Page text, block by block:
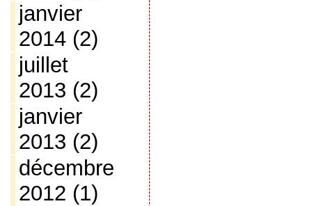
janvier
2014(2)
juillet
2013 (2)
janvier
2013 (2)
décembre
2012 (1)